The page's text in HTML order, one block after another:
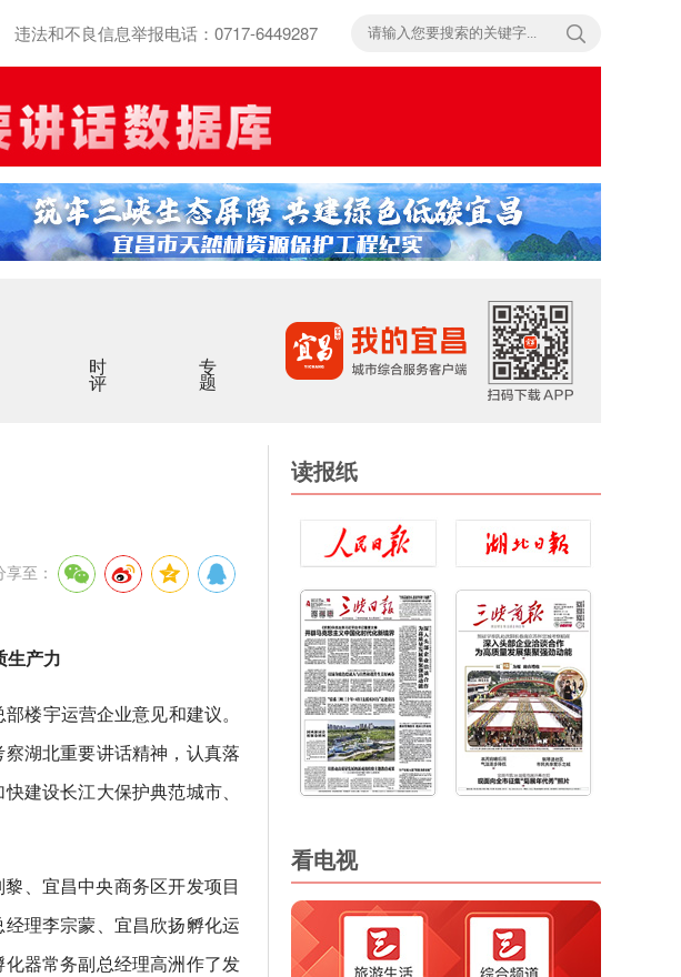
违法和不良信息举报电话：0717-6449287
时评 专题
享至：
生产力
楼宇运营企业意见和建议。
湖北重要讲话精神，认真落
建设长江大保护典范城市、
、宜昌中央商务区开发项目
理李宗蒙、宜昌欣扬孵化运
器常务副总经理高洲作了发
读报纸
看电视